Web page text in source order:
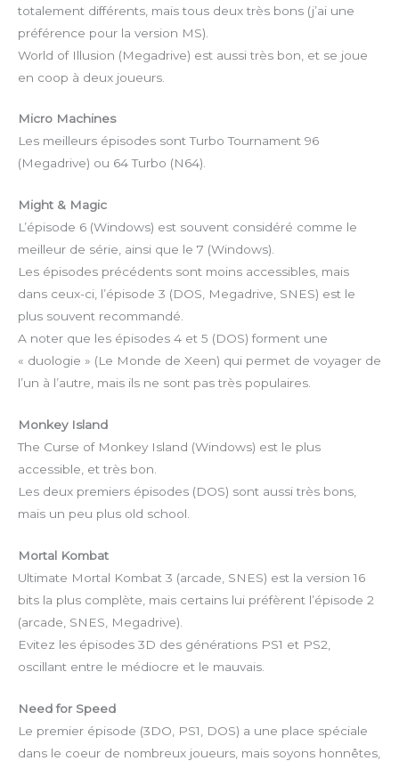
totalement différents, mais tous deux très bons (j’ai une
préférence pour la version MS).
World of Illusion (Megadrive) est aussi très bon, et se joue
en coop à deux joueurs.
Micro Machines
Les meilleurs épisodes sont Turbo Tournament 96
(Megadrive) ou 64 Turbo (N64).
Might & Magic
L’épisode 6 (Windows) est souvent considéré comme le
meilleur de série, ainsi que le 7 (Windows).
Les épisodes précédents sont moins accessibles, mais
dans ceux-ci, l’épisode 3 (DOS, Megadrive, SNES) est le
plus souvent recommandé.
A noter que les épisodes 4 et 5 (DOS) forment une
« duologie » (Le Monde de Xeen) qui permet de voyager de
l’un à l’autre, mais ils ne sont pas très populaires.
Monkey Island
The Curse of Monkey Island (Windows) est le plus
accessible, et très bon.
Les deux premiers épisodes (DOS) sont aussi très bons,
mais un peu plus old school.
Mortal Kombat
Ultimate Mortal Kombat 3 (arcade, SNES) est la version 16
bits la plus complète, mais certains lui préfèrent l’épisode 2
(arcade, SNES, Megadrive).
Evitez les épisodes 3D des générations PS1 et PS2,
oscillant entre le médiocre et le mauvais.
Need for Speed
Le premier épisode (3DO, PS1, DOS) a une place spéciale
dans le coeur de nombreux joueurs, mais soyons honnêtes,